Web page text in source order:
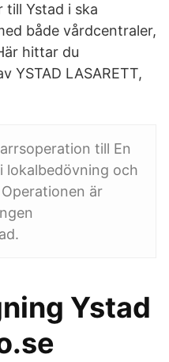
Ystad i ska
både vårdcentraler,
hittar du
YSTAD LASARETT,
till En
lokalbedövning och
är
Ystad